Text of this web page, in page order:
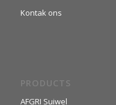
Kontak ons
PRODUCTS
AFGRI Suiwel